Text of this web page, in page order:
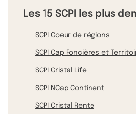
Les 15 SCPI les plus
SCPI Coeur de régions
SCPI Cap Foncières et
SCPI Cristal Life
SCPI NCap Continent
SCPI Cristal Rente